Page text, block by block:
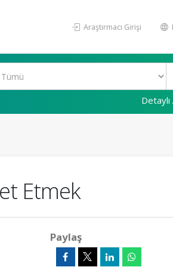
Araştırmacı Girişi
Etmek
Paylaş